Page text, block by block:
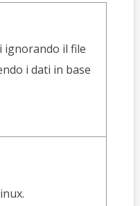
ignorando il file
i dati in base